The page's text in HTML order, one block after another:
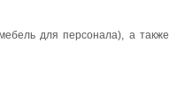
для персонала), а также